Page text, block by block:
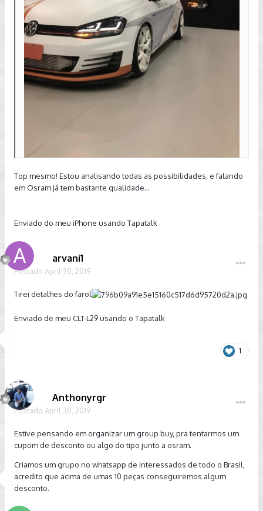
Top mesmo! Estou analisando todas as possibilidades, e falando
em Osram já tem bastante qualidade...
Enviado do meu iPhone usando Tapatalk
arvani1
Postado April 30, 2019
Tirei detalhes do farol
Enviado de meu CLT-L29 usando o Tapatalk
1
Anthonyrgr
Postado April 30, 2019
Estive pensando em organizar um group buy, pra tentarmos um
cupom de desconto ou algo do tipo junto a osram.
Criamos um grupo no whatsapp de interessados de todo o Brasil,
acredito que acima de umas 10 peças conseguiremos algum
desconto.